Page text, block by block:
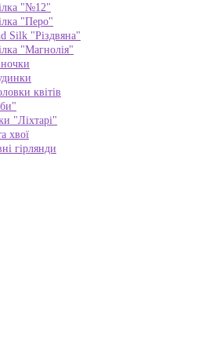
"№12"
"Перо"
Silk "Різдвяна"
"Магнолія"
квітів
"Ліхтарі"
хвої
гірлянди